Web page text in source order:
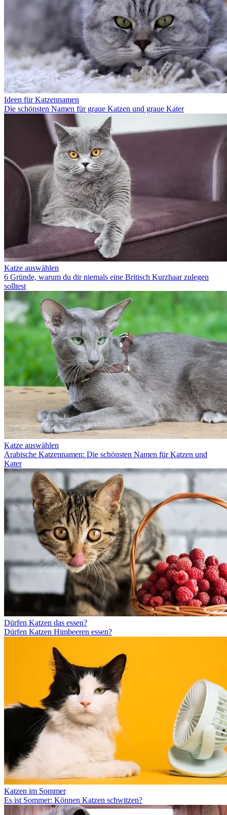
Ideen für Katzennamen
Die schönsten Namen für graue Katzen und graue Kater
Katze auswählen
6 Gründe, warum du dir niemals eine Britisch Kurzhaar zulegen
solltest
Katze auswählen
Arabische Katzennamen: Die schönsten Namen für Katzen und
Kater
Dürfen Katzen das essen?
Dürfen Katzen Himbeeren essen?
Katzen im Sommer
Es ist Sommer: Können Katzen schwitzen?